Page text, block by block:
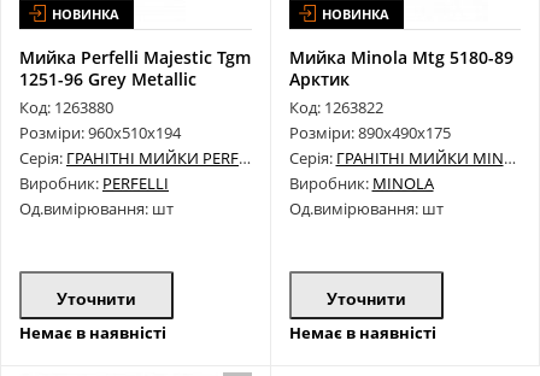
НОВИНКА
Мийка Perfelli Majestic Tgm
1251-96 Grey Metallic
Код: 1263880
Розміри: 960х510х194
Серія: ГРАНІТНІ МИЙКИ PERFELLI
Виробник: PERFELLI
Од.вимірювання: шт
Уточнити
Немає в наявністі
НОВИНКА
Мийка Minola Mtg 5180-89
Арктик
Код: 1263822
Розміри: 890х490х175
Серія: ГРАНІТНІ МИЙКИ MINOLA
Виробник: MINOLA
Од.вимірювання: шт
Уточнити
Немає в наявністі